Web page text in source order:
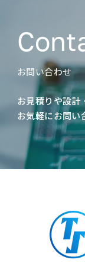
お問い合わせ
お見積りや設計
お気軽にお問い